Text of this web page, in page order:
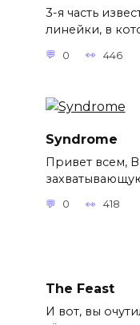
3-я часть
линейки, в
0 446
Syndrome
Привет всем,
0 418
The Feast
И вот, вы